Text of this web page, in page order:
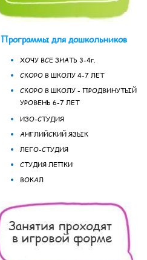
Программы для дошкольников
ХОЧУ ВСЕ ЗНАТЬ 3-4г.
СКОРО В ШКОЛУ 4-7 ЛЕТ
СКОРО В ШКОЛУ - ПРОДВИНУТЫЙ
УРОВЕНЬ 6-7 ЛЕТ
ИЗО-СТУДИЯ
АНГЛИЙСКИЙ ЯЗЫК
ЛЕГО-СТУДИЯ
СТУДИЯ ЛЕПКИ
ВОКАЛ